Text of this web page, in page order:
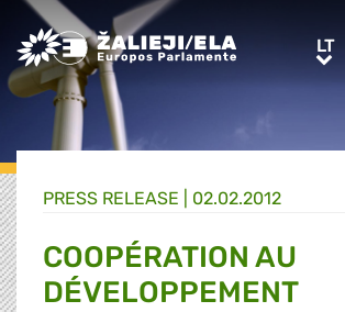
Greens/EFA Home LTLT
PRESS RELEASE | 02.02.2012
COOPÉRATION AU
DÉVELOPPEMENT